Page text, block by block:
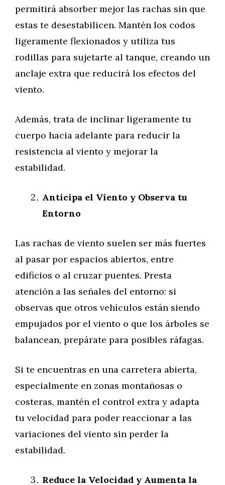
permitirá absorber mejor las rachas sin que
estas te desestabilicen. Mantén los codos
ligeramente flexionados y utiliza tus
rodillas para sujetarte al tanque, creando un
anclaje extra que reducirá los efectos del
viento.
Además, trata de inclinar ligeramente tu
cuerpo hacia adelante para reducir la
resistencia al viento y mejorar la
estabilidad.
Anticipa el Viento y Observa tu
Entorno
Las rachas de viento suelen ser más fuertes
al pasar por espacios abiertos, entre
edificios o al cruzar puentes. Presta
atención a las señales del entorno: si
observas que otros vehículos están siendo
empujados por el viento o que los árboles se
balancean, prepárate para posibles ráfagas.
Si te encuentras en una carretera abierta,
especialmente en zonas montañosas o
costeras, mantén el control extra y adapta
tu velocidad para poder reaccionar a las
variaciones del viento sin perder la
estabilidad.
Reduce la Velocidad y Aumenta la